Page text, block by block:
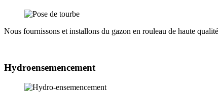
Nous fournissons et installons du gazon en rouleau de haute
Hydroensemencement